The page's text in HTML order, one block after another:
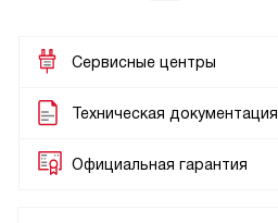
Сервисные центры
Техническая документация
Официальная гарантия